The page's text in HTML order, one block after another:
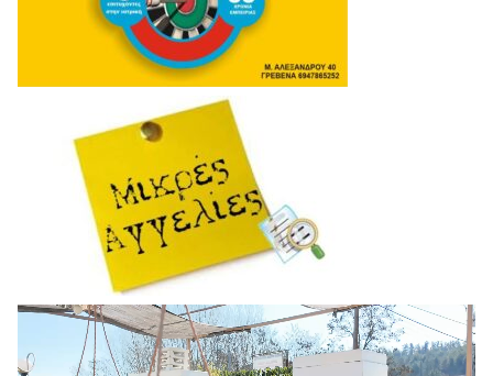
Πρόγραμμα
Αναπαραγωγής
Βίντεο